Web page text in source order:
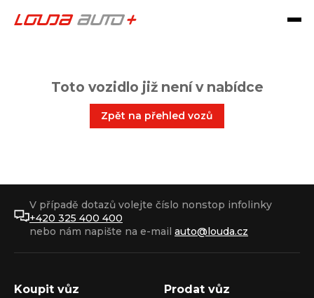
Toto vozidlo již není v nabídce
Zpět na přehled vozů
V případě dotazů volejte číslo nonstop infolinky
+420 325 400 400
nebo nám napište na e-mail auto@louda.cz
Koupit vůz Prodat vůz